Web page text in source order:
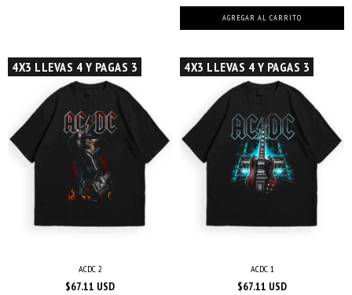
AGREGAR AL CARRITO
4X3 LLEVAS 4 Y PAGAS 3
ACDC 2
$67.11 USD
4X3 LLEVAS 4 Y PAGAS 3
ACDC 1
$67.11 USD